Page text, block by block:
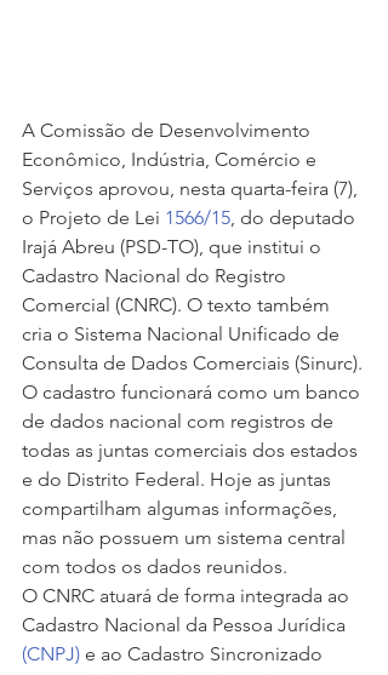
A Comissão de Desenvolvimento
Econômico, Indústria, Comércio e
Serviços aprovou, nesta quarta-feira (7),
o Projeto de Lei 1566/15, do deputado
Irajá Abreu (PSD-TO), que institui o
Cadastro Nacional do Registro
Comercial (CNRC). O texto também
cria o Sistema Nacional Unificado de
Consulta de Dados Comerciais (Sinurc).
O cadastro funcionará como um banco
de dados nacional com registros de
todas as juntas comerciais dos estados
e do Distrito Federal. Hoje as juntas
compartilham algumas informações,
mas não possuem um sistema central
com todos os dados reunidos.
O CNRC atuará de forma integrada ao
Cadastro Nacional da Pessoa Jurídica
(CNPJ) e ao Cadastro Sincronizado